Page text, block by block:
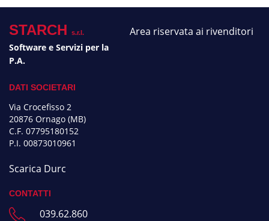
STARCH s.r.l.
Software e Servizi per la
P.A.
Area riservata ai rivenditori
DATI SOCIETARI
Via Crocefisso 2
20876 Ornago (MB)
C.F. 07795180152
P.I. 00873010961
Scarica Durc
CONTATTI
039.62.860